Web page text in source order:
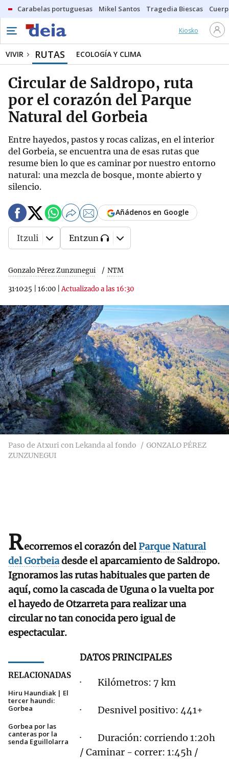
Carabelas portuguesas Mikel Santos Tragedia Biescas
Kiosko
VIVIR RUTAS ECOLOGÍA Y CLIMA
Circular de Saldropo, ruta
por el corazón del Parque
Natural del Gorbeia
Entre hayedos, pastos y rocas calizas, en el interior
del Gorbeia, se encuentra una de esas rutas que
resume bien lo que es caminar por nuestro entorno
natural: una mezcla de bosque, monte abierto y
silencio.
Gonzalo Pérez Zunzunegui NTM
31·10·25 16:00 |Actualizado a las 16:30
Añádenos en Google
Itzuli Entzun
Paso de Atxuri con Lekanda al fondo
GONZALO PÉREZ
ZUNZUNEGUI
Recorremos el corazón delParque Natural
del Gorbeiadesde el aparcamiento de Saldropo.
Ignoramos las rutas habituales que parten de
aquí, como la cascada de Uguna o la vuelta por
el hayedo de Otzarreta para realizar una
circular no tan conocida pero igual de
espectacular.
RELACIONADAS
Hiru Haundiak | El
tercer haundi:
Gorbea
Gorbea por las
canteras por la
senda Eguillolarra
DATOS PRINCIPALES
· Kilómetros: 7 km
· Desnivel positivo: 441+
· Duración: corriendo 1:20h
/ Caminar - correr: 1:45h /